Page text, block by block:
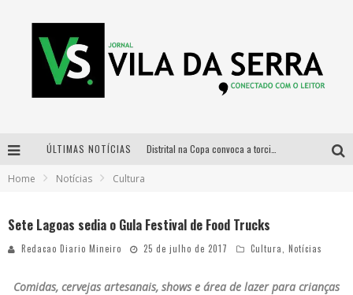
ÚLTIMAS NOTÍCIAS
Home Notícias Cultura
Sete Lagoas sedia o Gula Festival de Food Trucks
Redacao Diario Mineiro 25 de julho de 2017 Cultura Notícias
Comidas, cervejas artesanais, shows e área de lazer para crianças